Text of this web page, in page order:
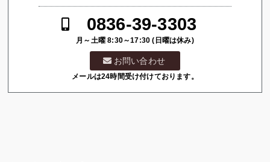
0836-39-3303
月～土曜 8:30～17:30 (日曜は休み)
お問い合わせ
メールは24時間受け付けております。